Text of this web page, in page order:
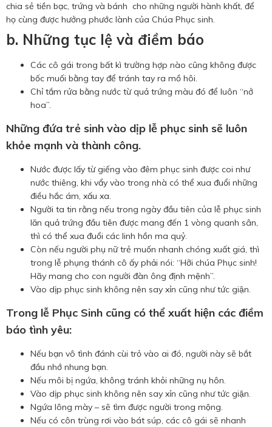
chia sẻ tiền bạc, trứng và bánh cho những người hành khất, để
họ cùng được hưởng phước lành của Chúa Phục sinh.
b. Những tục lệ và điềm báo
Các cô gái trong bất kì trường hợp nào cũng không được
bốc muối bằng tay để tránh tay ra mồ hôi.
Chỉ tắm rửa bằng nước từ quả trứng màu đó để luôn “nở
hoa”.
Những đứa trẻ sinh vào dịp lễ phục sinh sẽ luôn
khỏe mạnh và thành công.
Nước được lấy từ giếng vào đêm phục sinh được coi như
nước thiêng, khi vẩy vào trong nhà có thể xua đuổi những
điều hắc ám, xấu xa.
Người ta tin rằng nếu trong ngày đầu tiên của lễ phục sinh
lăn quả trứng đầu tiên được mang đến 1 vòng quanh sân,
thì có thể xua đuổi các linh hồn ma quỷ.
Còn nếu người phụ nữ trẻ muốn nhanh chóng xuất giá, thì
trong lễ phụng thánh cô ấy phải nói: “Hỡi chúa Phục sinh!
Hãy mang cho con người đàn ông định mệnh”.
Vào dịp phục sinh không nên say xỉn cũng như tức giận.
Trong lễ Phục Sinh cũng có thể xuất hiện các điềm
báo tình yêu:
Nếu bạn vô tình đánh cùi trỏ vào ai đó, người này sẽ bắt
đầu nhớ nhung bạn.
Nếu môi bị ngứa, không tránh khỏi những nụ hôn.
Vào dịp phục sinh không nên say xỉn cũng như tức giận.
Ngứa lông mày – sẽ tìm được người trong mộng.
Nếu có côn trùng rơi vào bát súp, các cô gái sẽ nhanh